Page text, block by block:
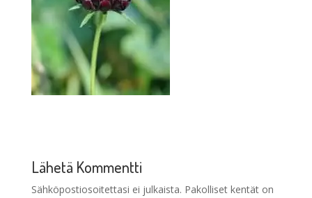
Lähetä Kommentti
Sähköpostiosoitettasi ei julkaista. Pakolliset kentät on